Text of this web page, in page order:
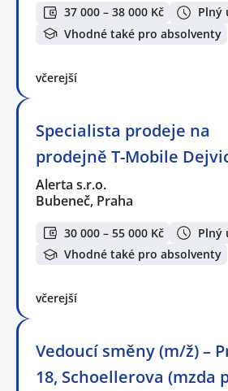
37 000 – 38 000 Kč
Plný
Vhodné také pro absolventy
včerejší
Specialista prodeje na
prodejně T-Mobile
Alerta s.r.o.
Bubeneč, Praha
30 000 – 55 000 Kč
Plný
Vhodné také pro absolventy
včerejší
Vedoucí směny (m/ž) –
18, Schoellerova (mzda